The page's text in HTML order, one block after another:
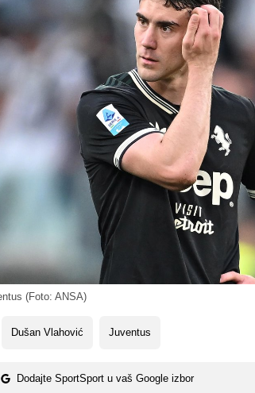
(Foto: ANSA)
Dušan Vlahović Juventus
Dodajte SportSport u vaš Google izbor